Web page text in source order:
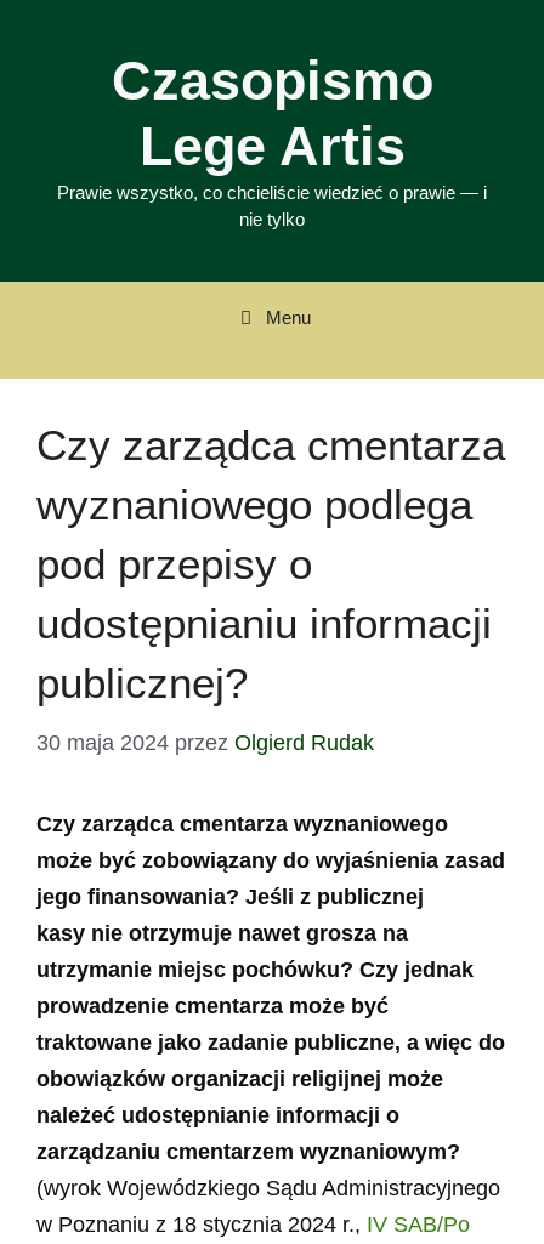
Czasopismo
Lege Artis
Prawie wszystko, co chcieliście wiedzieć o prawie — i
nie tylko
Menu
Czy zarządca cmentarza
wyznaniowego podlega
pod przepisy o
udostępnianiu informacji
publicznej?
30 maja 2024 przez Olgierd Rudak
Czy zarządca cmentarza wyznaniowego
może być zobowiązany do wyjaśnienia zasad
jego finansowania? Jeśli z publicznej
kasy nie otrzymuje nawet grosza na
utrzymanie miejsc pochówku? Czy jednak
prowadzenie cmentarza może być
traktowane jako zadanie publiczne, a więc do
obowiązków organizacji religijnej może
należeć udostępnianie informacji o
zarządzaniu cmentarzem wyznaniowym?
(wyrok Wojewódzkiego Sądu Administracyjnego
w Poznaniu z 18 stycznia 2024 r., IV SAB/Po